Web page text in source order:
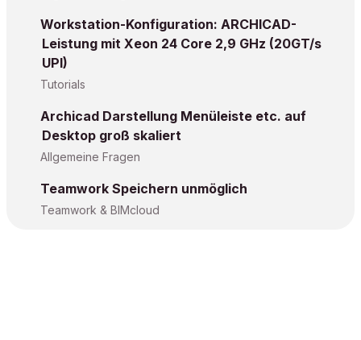
Workstation-Konfiguration: ARCHICAD-
Leistung mit Xeon 24 Core 2,9 GHz (20GT/s
UPI)
Tutorials
Archicad Darstellung Menüleiste etc. auf
Desktop groß skaliert
Allgemeine Fragen
Teamwork Speichern unmöglich
Teamwork & BIMcloud